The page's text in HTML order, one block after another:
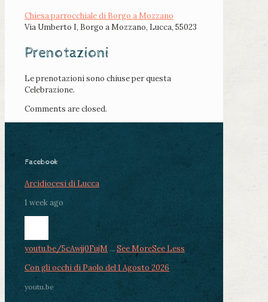
Chiesa parrocchiale di Borgo a Mozzano
Via Umberto I, Borgo a Mozzano, Lucca, 55023
Prenotazioni
Le prenotazioni sono chiuse per questa
Celebrazione.
Comments are closed.
Facebook
Arcidiocesi di Lucca
1 week ago
youtu.be/5cAwjj0FujM ... See MoreSee Less
Con gli occhi di Paolo del 1 Agosto 2026
youtu.be